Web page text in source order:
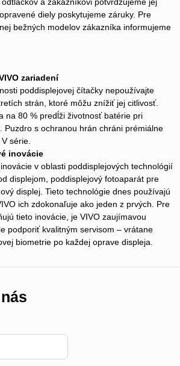
diely poskytujeme záruky. Pre
bežných modelov zákazníka informujeme
zariadení
poddisplejovej čítačky nepoužívajte
strán, ktoré môžu znížiť jej citlivosť.
na 80 % predĺži životnosť batérie pri
Puzdro s ochranou hrán chráni prémiálne
série.
inovácie
v oblasti poddisplejových technológií
displejom, poddisplejový fotoaparát pre
displej. Tieto technológie dnes používajú
ich zdokonaľuje ako jeden z prvých. Pre
tieto inovácie, je VIVO zaujímavou
podporiť kvalitným servisom – vrátane
biometrie po každej oprave displeja.